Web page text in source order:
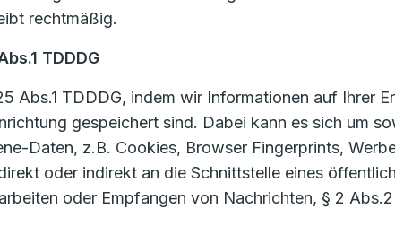
rechtmäßig.
TDDDG
Abs.1 TDDDG, indem wir Informationen auf Ihrer
gespeichert sind. Dabei kann es sich um
Daten, z.B. Cookies, Browser Fingerprints,
oder indirekt an die Schnittstelle eines
oder Empfangen von Nachrichten, § 2